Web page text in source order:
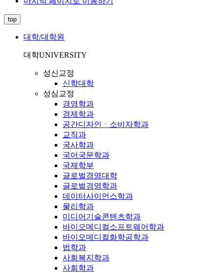
top
대학/대학원
대학UNIVERSITY
성신교정
신학대학
성심교정
경영학과
경제학과
공간디자인ㆍ소비자학과
교직과
국사학과
국어국문학과
국제학부
글로벌경영대학
글로벌경영학과
데이터사이언스학과
물리학과
미디어기술콘텐츠학과
바이오메디컬소프트웨어학과
바이오메디컬화학공학과
법학과
사회복지학과
사회학과